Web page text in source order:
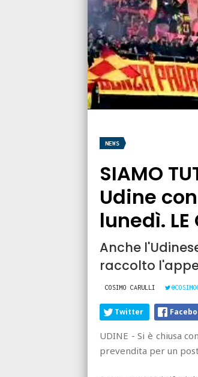
NEWS
SIAMO
Udine con
lunedì. LE
Anche
raccolto
COSIMO CARULLI
Twitter
UDINE - Si è chiusa
prevendita per un